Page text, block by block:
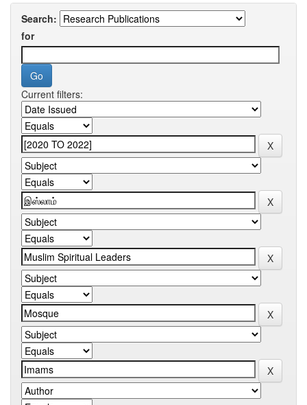
Search:
for
Current filters: